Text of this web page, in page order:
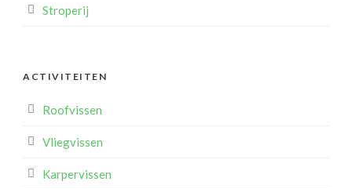
Stroperij
ACTIVITEITEN
Roofvissen
Vliegvissen
Karpervissen